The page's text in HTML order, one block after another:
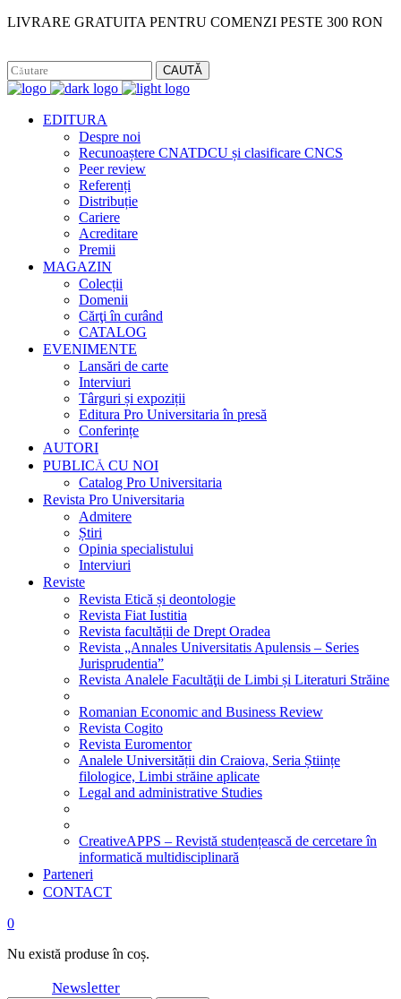
LIVRARE GRATUITA PENTRU COMENZI PESTE 300 RON
CAUTĂ
EDITURA
Despre noi
Recunoaștere CNATDCU și clasificare CNCS
Peer review
Referenți
Distribuție
Cariere
Acreditare
Premii
MAGAZIN
Colecții
Domenii
Cărţi în curând
CATALOG
EVENIMENTE
Lansări de carte
Interviuri
Târguri și expoziții
Editura Pro Universitaria în presă
Conferințe
AUTORI
PUBLICĂ CU NOI
Catalog Pro Universitaria
Revista Pro Universitaria
Admitere
Știri
Opinia specialistului
Interviuri
Reviste
Revista Etică și deontologie
Revista Fiat Iustitia
Revista facultății de Drept Oradea
Revista „Annales Universitatis Apulensis – Series
Jurisprudentia”
Revista Analele Facultăţii de Limbi și Literaturi Străine
Romanian Economic and Business Review
Revista Cogito
Revista Euromentor
Analele Universității din Craiova, Seria Științe
filologice, Limbi străine aplicate
Legal and administrative Studies
CreativeAPPS – Revistă studențească de cercetare în
informatică multidisciplinară
Parteneri
CONTACT
0
Nu există produse în coș.
Newsletter